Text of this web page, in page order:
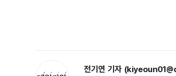
전기연 기자